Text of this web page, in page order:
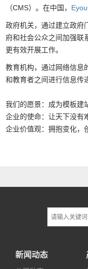
（CMS）。在中国，
政府机关，通过建立政府
府和社会公众之间加强联
更有效开展工作。
教育机构，通过网络信息
和教育者之间进行信息传
我们的愿景：成为模板建
企业的使命：让天下没有
企业价值观：拥抱变化，
新闻动态